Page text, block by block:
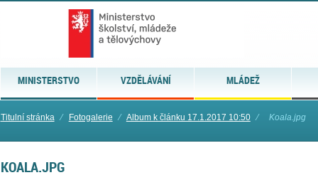
MINISTERSTVO VZDĚLÁVÁNÍ MLÁDEŽ
Titulní stránka ⁄ Fotogalerie ⁄ Album k článku 17.1.2017 10:50 ⁄ Koala.jpg
KOALA.JPG